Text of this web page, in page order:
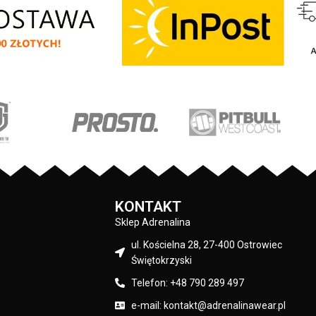
- duży nadruk na
na klatce
/ 20% poliester
Czarny
Czapka zimowa z najnowszej kolekcji
firmy
BULL WESTCOAST– Bubble
Small Logo - wysokiej jakości gruba i
miękka dzianina z domieszką wełny owcy
elastyczny materiał dopasowuje się do
kształtów głowy - duża prostokątna
materiału: 10% wełna merino / 20%
KONTAKT
Sklep Adrenalina
ul. Kościelna 28, 27-400 Ostrowiec
Świętokrzyski
Telefon: +48 790 289 497
e-mail: kontakt@adrenalinawear.pl